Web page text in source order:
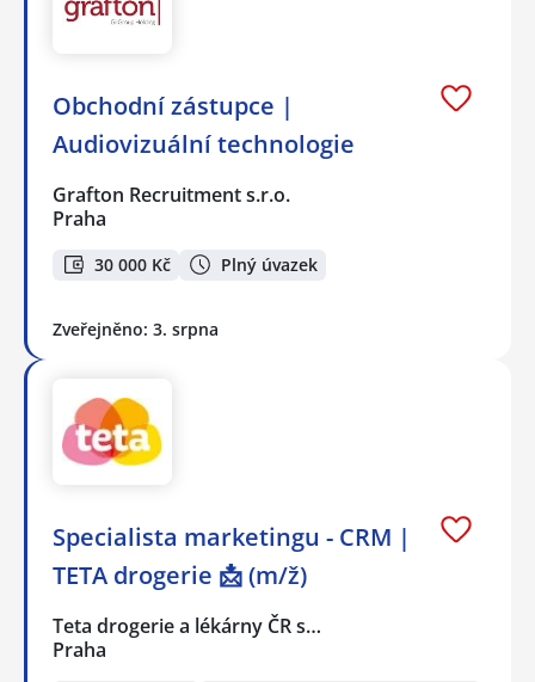
Obchodní zástupce |
Audiovizuální technologie
Grafton Recruitment s.r.o.
Praha
30 000 Kč Plný úvazek
Zveřejněno: 3. srpna
Specialista marketingu - CRM |
TETA drogerie 📩 (m/ž)
Teta drogerie a lékárny ČR s…
Praha